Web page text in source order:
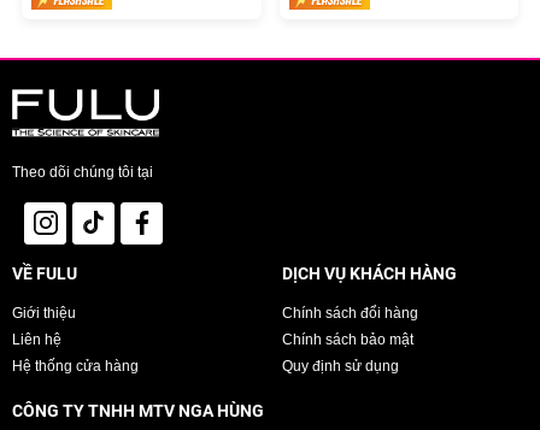
Theo dõi chúng tôi tại
VỀ FULU
Giới thiệu
Liên hệ
Hệ thống cửa hàng
DỊCH VỤ KHÁCH HÀNG
Chính sách đổi hàng
Chính sách bảo mật
Quy định sử dụng
CÔNG TY TNHH MTV NGA HÙNG